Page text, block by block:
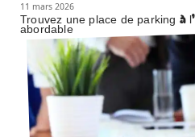
11 mars 2026
Trouvez une place de parking à
abordable